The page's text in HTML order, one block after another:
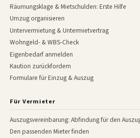
Räumungsklage & Mietschulden: Erste Hilfe
Umzug organisieren
Untervermietung & Untermietvertrag
Wohngeld- & WBS-Check
Eigenbedarf anmelden
Kaution zurückfordern
Formulare für Einzug & Auszug
Für Vermieter
Auszugsvereinbarung: Abfindung für den
Den passenden Mieter finden